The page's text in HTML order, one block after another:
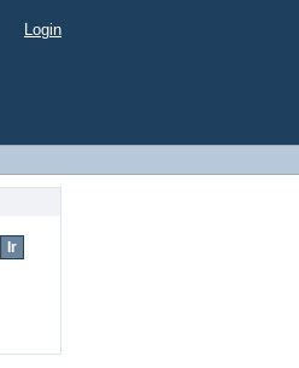
Login